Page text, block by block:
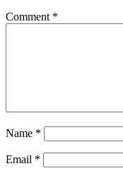
Comment *
Name *
Email *